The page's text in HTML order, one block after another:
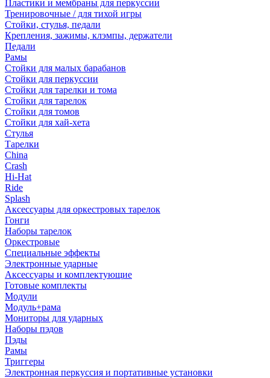
Пластики и мембраны для перкуссии
Тренировочные / для тихой игры
Стойки, стулья, педали
Крепления, зажимы, клэмпы, держатели
Педали
Рамы
Стойки для малых барабанов
Стойки для перкуссии
Стойки для тарелки и тома
Стойки для тарелок
Стойки для томов
Стойки для хай-хета
Стулья
Тарелки
China
Crash
Hi-Hat
Ride
Splash
Аксессуары для оркестровых тарелок
Гонги
Наборы тарелок
Оркестровые
Специальные эффекты
Электронные ударные
Аксессуары и комплектующие
Готовые комплекты
Модули
Модуль+рама
Мониторы для ударных
Наборы пэдов
Пэды
Рамы
Триггеры
Электронная перкуссия и портативные установки